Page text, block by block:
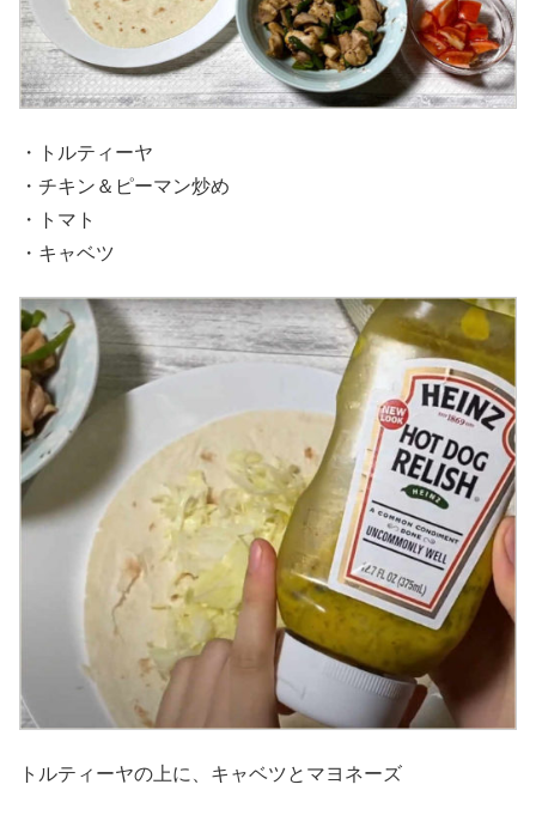
・トルティーヤ
・チキン＆ピーマン炒め
・トマト
・キャベツ
トルティーヤの上に、キャベツとマヨネーズ